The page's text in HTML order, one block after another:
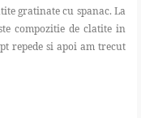
gratinate cu spanac. La
compozitie de clatite in
repede si apoi am trecut